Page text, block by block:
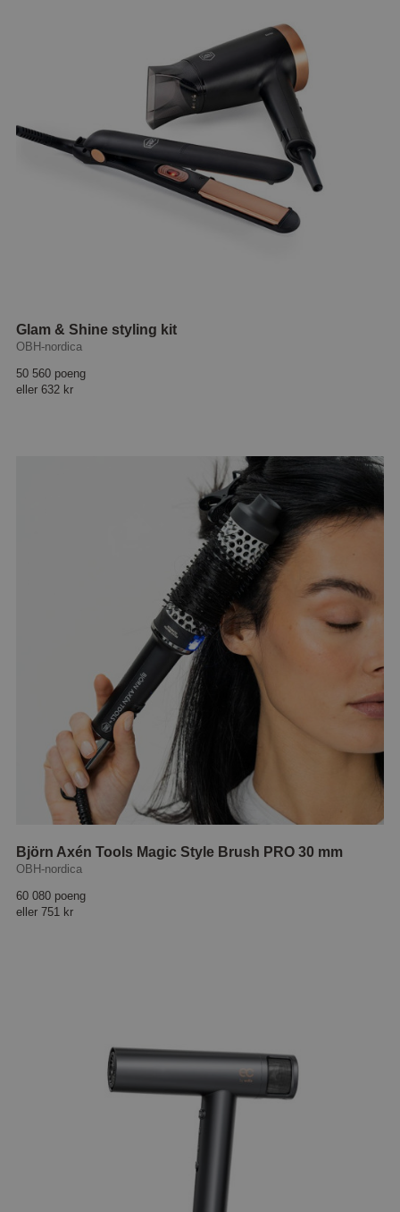
Glam & Shine styling kit
OBH-nordica
50 560 poeng
eller 632 kr
Björn Axén Tools Magic Style Brush PRO 30 mm
OBH-nordica
60 080 poeng
eller 751 kr